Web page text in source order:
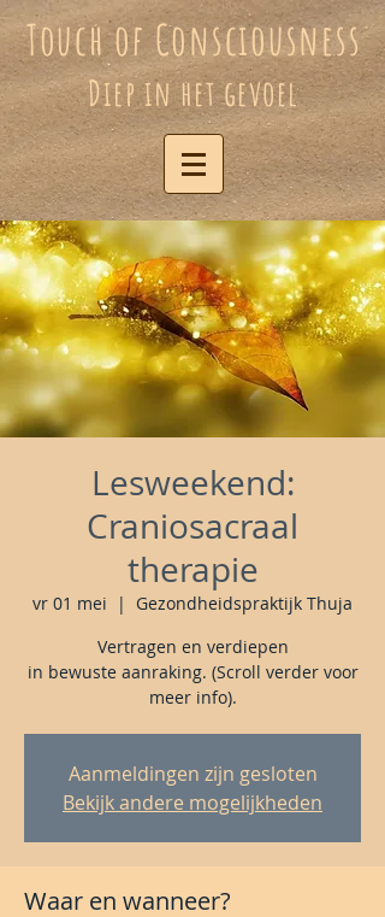
Touch of Consciousness
Diep in het gevoel
Lesweekend:
Craniosacraal
therapie
vr 01 mei
  |
Gezondheidspraktijk Thuja
Vertragen en verdiepen
in bewuste aanraking. (Scroll verder voor
meer info).
Aanmeldingen zijn gesloten
Bekijk andere mogelijkheden
Waar en wanneer?